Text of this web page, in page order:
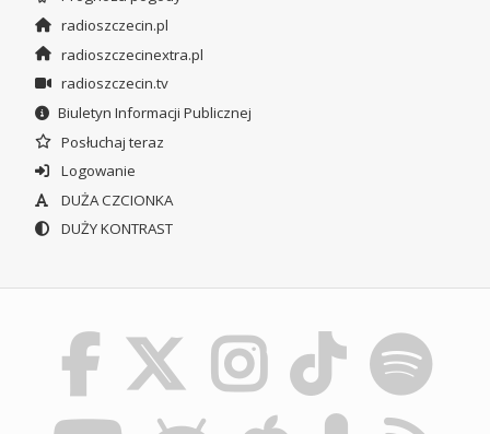
radioszczecin.pl
radioszczecinextra.pl
radioszczecin.tv
Biuletyn Informacji Publicznej
Posłuchaj teraz
Logowanie
DUŻA CZCIONKA
DUŻY KONTRAST